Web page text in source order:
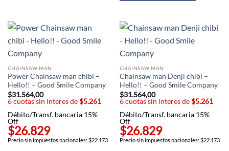
CHAINSAW MAN
Power Chainsaw man chibi –
Hello!! – Good Smile Company
$31.564,00
6 cuotas sin interes de$5.261
Débito/Transf. bancaria 15%
Off
$26.829
Precio sin impuestos nacionales: $22.173
CHAINSAW MAN
Chainsaw man Denji chibi –
Hello!! – Good Smile Company
$31.564,00
6 cuotas sin interes de$5.261
Débito/Transf. bancaria 15%
Off
$26.829
Precio sin impuestos nacionales: $22.173